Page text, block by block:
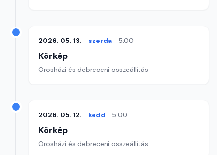
2026. 05. 13. szerda 5:00
Körkép
Orosházi és debreceni összeállítás
2026. 05. 12. kedd 5:00
Körkép
Orosházi és debreceni összeállítás